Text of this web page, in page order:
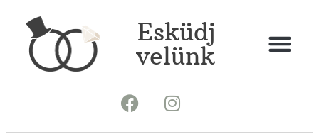
Esküdj
velünk